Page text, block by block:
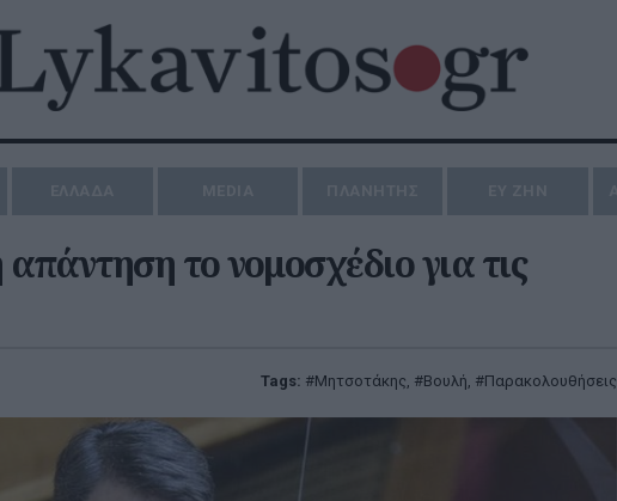
το νομοσχέδιο για τις
Tags: Μητσοτάκης, Βουλή, Παρακολουθήσεις